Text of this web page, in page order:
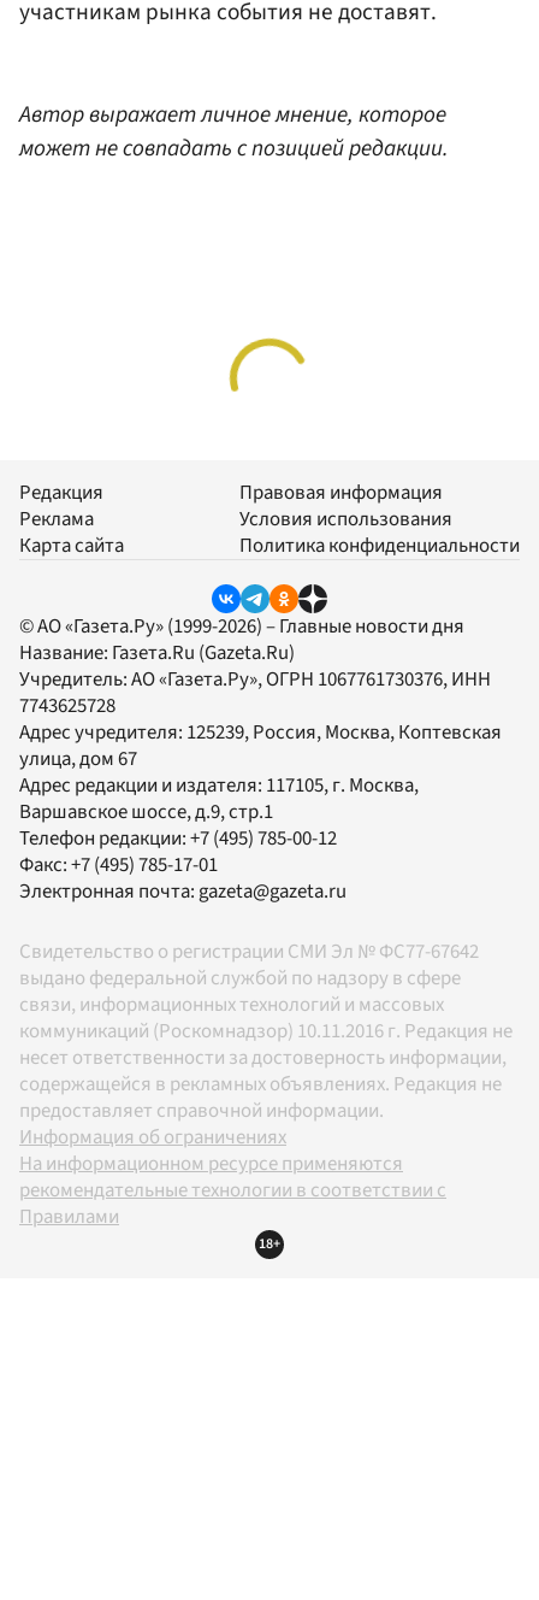
участникам рынка события не доставят.
Автор выражает личное мнение, которое
может не совпадать с позицией редакции.
Редакция
Реклама
Карта сайта
Правовая информация
Условия использования
Политика конфиденциальности
© АО «Газета.Ру» (1999-2026) – Главные новости дня
Название: Газета.Ru (Gazeta.Ru)
Учредитель:АО «Газета.Ру», ОГРН 1067761730376, ИНН
7743625728
Адрес учредителя: 125239, Россия, Москва, Коптевская
улица, дом 67
Адрес редакции и издателя: 117105, г. Москва,
Варшавское шоссе, д.9, стр.1
Телефон редакции:+7 (495) 785-00-12
Факс:+7 (495) 785-17-01
Электронная почта: gazeta@gazeta.ru
Свидетельство о регистрации СМИ Эл № ФС77-67642
выдано федеральной службой по надзору в сфере
связи, информационных технологий и массовых
коммуникаций (Роскомнадзор) 10.11.2016 г. Редакция не
несет ответственности за достоверность информации,
содержащейся в рекламных объявлениях. Редакция не
предоставляет справочной информации.
Информация об ограничениях
На информационном ресурсе применяются
рекомендательные технологии в соответствии с
Правилами
18+